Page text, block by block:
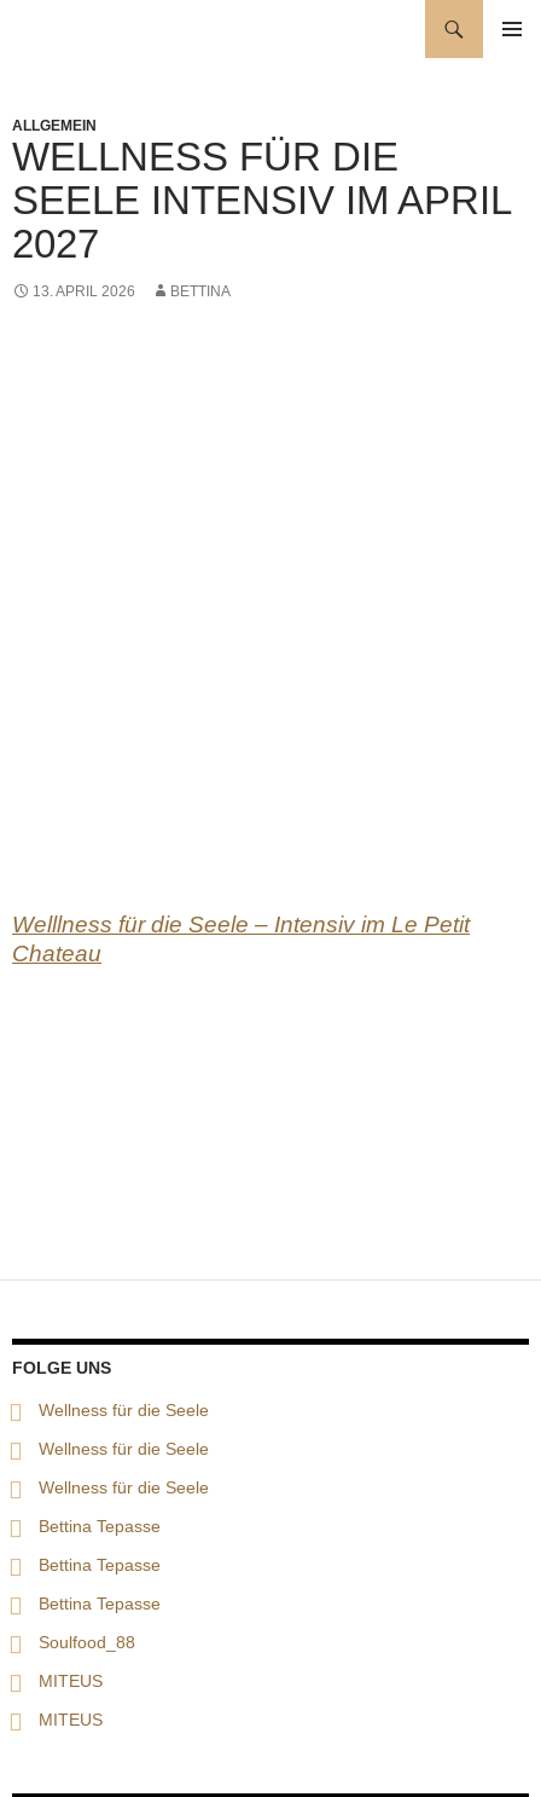
ALLGEMEIN
WELLNESS FÜR DIE
SEELE INTENSIV IM APRIL
2027
13. APRIL 2026 BETTINA
Welllness für die Seele – Intensiv im Le Petit
Chateau
FOLGE UNS
Wellness für die Seele
Wellness für die Seele
Wellness für die Seele
Bettina Tepasse
Bettina Tepasse
Bettina Tepasse
Soulfood_88
MITEUS
MITEUS